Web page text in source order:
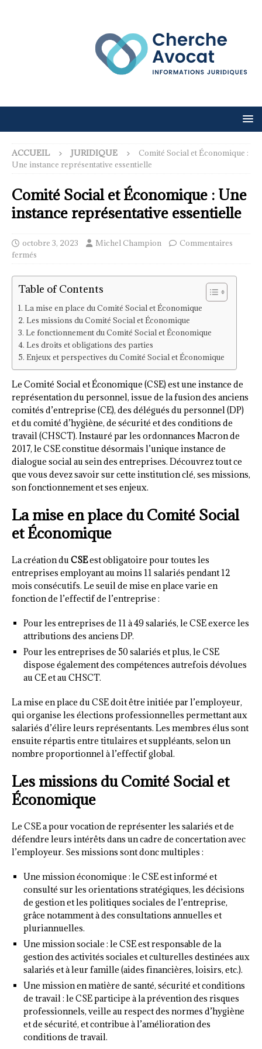
ACCUEIL JURIDIQUE
Comité Social et Économique :
Une instance représentative essentielle
Comité Social et Économique : Une
instance représentative essentielle
octobre 3, 2023 Michel Champion
Commentaires
fermés
Table of Contents
La mise en place du Comité Social et Économique
Les missions du Comité Social et Économique
Le fonctionnement du Comité Social et Économique
Les droits et obligations des parties
Enjeux et perspectives du Comité Social et Économique
Le Comité Social et Économique (CSE) est une instance de
représentation du personnel, issue de la fusion des anciens
comités d’entreprise (CE), des délégués du personnel (DP)
et du comité d’hygiène, de sécurité et des conditions de
travail (CHSCT). Instauré par les ordonnances Macron de
2017, le CSE constitue désormais l’unique instance de
dialogue social au sein des entreprises. Découvrez tout ce
que vous devez savoir sur cette institution clé, ses missions,
son fonctionnement et ses enjeux.
La mise en place du Comité Social
et Économique
La création du CSEest obligatoire pour toutes les
entreprises employant au moins 11 salariés pendant 12
mois consécutifs. Le seuil de mise en place varie en
fonction de l’effectif de l’entreprise :
Pour les entreprises de 11 à 49 salariés, le CSE exerce les
attributions des anciens DP.
Pour les entreprises de 50 salariés et plus, le CSE
dispose également des compétences autrefois dévolues
au CE et au CHSCT.
La mise en place du CSE doit être initiée par l’employeur,
qui organise les élections professionnelles permettant aux
salariés d’élire leurs représentants. Les membres élus sont
ensuite répartis entre titulaires et suppléants, selon un
nombre proportionnel à l’effectif global.
Les missions du Comité Social et
Économique
Le CSE a pour vocation de représenter les salariés et de
défendre leurs intérêts dans un cadre de concertation avec
l’employeur. Ses missions sont donc multiples :
Une mission économique : le CSE est informé et
consulté sur les orientations stratégiques, les décisions
de gestion et les politiques sociales de l’entreprise,
grâce notamment à des consultations annuelles et
pluriannuelles.
Une mission sociale : le CSE est responsable de la
gestion des activités sociales et culturelles destinées aux
salariés et à leur famille (aides financières, loisirs, etc.).
Une mission en matière de santé, sécurité et conditions
de travail : le CSE participe à la prévention des risques
professionnels, veille au respect des normes d’hygiène
et de sécurité, et contribue à l’amélioration des
conditions de travail.